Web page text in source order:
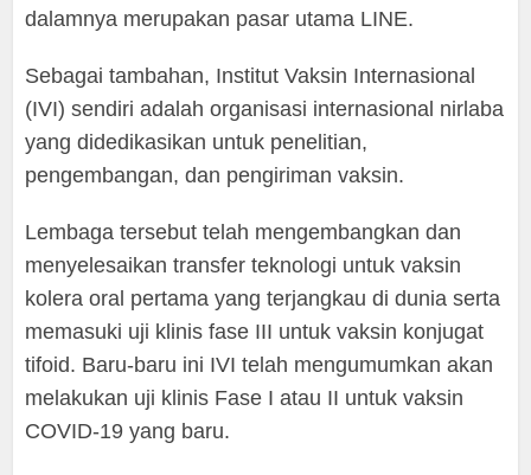
dalamnya merupakan pasar utama LINE.
Sebagai tambahan, Institut Vaksin Internasional
(IVI) sendiri adalah organisasi internasional nirlaba
yang didedikasikan untuk penelitian,
pengembangan, dan pengiriman vaksin.
Lembaga tersebut telah mengembangkan dan
menyelesaikan transfer teknologi untuk vaksin
kolera oral pertama yang terjangkau di dunia serta
memasuki uji klinis fase III untuk vaksin konjugat
tifoid. Baru-baru ini IVI telah mengumumkan akan
melakukan uji klinis Fase I atau II untuk vaksin
COVID-19 yang baru.